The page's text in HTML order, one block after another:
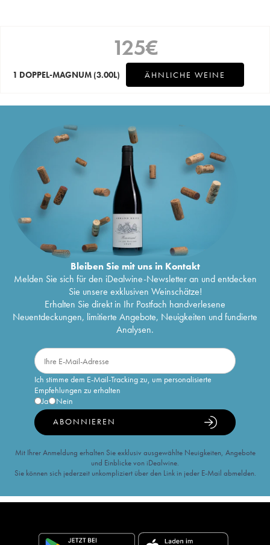
125€
1 DOPPEL-MAGNUM (3.00L) ÄHNLICHE WEINE
Bleiben Sie mit uns in Kontakt
Melden Sie sich für den iDealwine-Newsletter an und entdecken
Sie unsere exklusiven Weinschätze!
Erhalten Sie direkt in Ihr Postfach handverlesene
Neuentdeckungen, limitierte Angebote, Neuigkeiten und fundierte
Analysen.
Ich stimme dem E-Mail-Tracking zu, um personalisierte
Empfehlungen zu erhalten
Ja
Nein
ABONNIEREN
Mit Ihrer Anmeldung erhalten Sie exklusiv ausgewählte Neuigkeiten, Angebote
und Einblicke von iDealwine.
Sie können sich jederzeit unkompliziert über den Link in jeder E-Mail abmelden.